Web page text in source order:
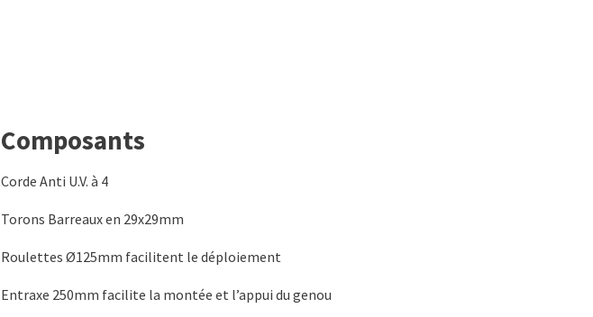
Composants
Corde Anti U.V. à 4
Torons Barreaux en 29x29mm
Roulettes Ø125mm facilitent le déploiement
Entraxe 250mm facilite la montée et l’appui du genou